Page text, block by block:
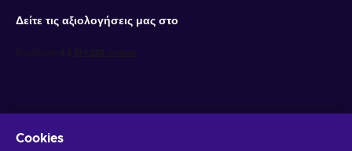
Δείτε τις αξιολογήσεις μας στο
Cookies